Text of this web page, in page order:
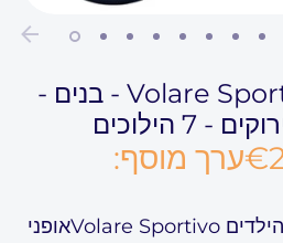
אופני ילדים Volare Sportivo - בנים -
ערך מוסף:
אופני הילדים Volare Sportivo